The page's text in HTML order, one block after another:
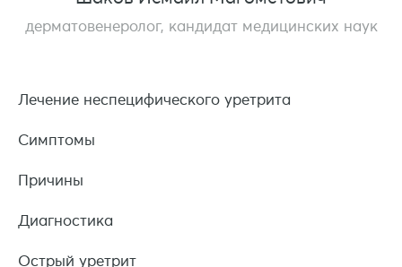
дерматовенеролог, кандидат медицинских наук
Лечение неспецифического уретрита
Симптомы
Причины
Диагностика
Острый уретрит